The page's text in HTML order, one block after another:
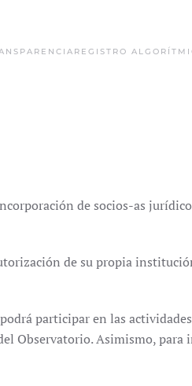
REGISTRO
de socios-as
de su propia
participar en las
Observatorio. Asimismo, para